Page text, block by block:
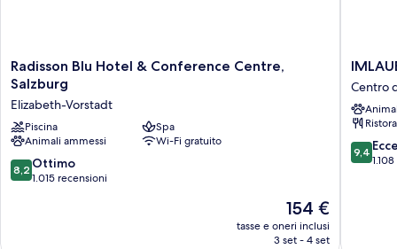
Radisson
Blu
&
Conference
Centre,
Salzburg
Elizabeth-
Radisson Blu Hotel & Conference Centre,
Salzburg
Elizabeth-Vorstadt
Piscina
Spa
Animali ammessi
Wi-Fi gratuito
8.2
su
8,2 Ottimo
1.015 recensioni
Il
prezzo
attuale
154 €
tasse e oneri inclusi
3 set - 4 set
Hotel
Pitter
Centro
della
città
Centro
9.4
su
9,4